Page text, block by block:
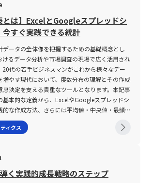
アが用いられます。一方、インプライドボラテ
ションの理論価格を算出する「ブラック‐ショー
の数学的モデルに依拠しており、投資家にとっ
求される場面も存在します。こうした背景か
の数値そのものが投資判断の全てを物語るわけ
わたる理解と他の分析手法とのバランスが重要視
お、ボラティリティの数値を具体的に用いる場
のボラティリティは「トゥルー・レンジ(TR)」と
ライス(TP)」を活用した計算式で示されることが
計算式は「当日のボラティリティ(%) ＝ 当日の
」と表現され、TRとしては当日の高値と安値
法により、一般的には5%以上のボラティリティ
うに、ボラティリティを活用する際には、その
背景、そして計算方法に内在する不確実性を十分
資リスクを抑制するための鍵となります。若手
リスクが高まる。 また、ボラティリティが高
ス注文のスリッページ（損切り注文が予想より不
こと）のリスクも存在するため、リスク管理の
。 投資家は、自身の許容リスクの範囲内で取
の急変動に備える必要がある。 さらに、テク
しては、ボリンジャーバンドやヒストリカル・ボ
ケーター、ADR（日中平均レンジ）などが活用
のツールの設定や使用方法を十分に理解していな
を導くリスクも内在している。 市場の時間帯に
ィの変動、季節的な変動要因、さらには政治的・
が影響を及ぼすため、常に最新の市場情報と分析
に、リスク対策としての戦略策定が求められる
ティの値動きを正確に把握するためには、各種
組み合わせた複合的な分析が必要である。 ・経
スと連動して発生する急激な価格変動に対し、
れる事例も少なくありません。これらの機能を
ひとりの情報がリアルタイムで更新され、経営層
確な情報提供が可能となります。 人事シス
に、いくつかの注意点が存在します。第一に、
機能との整合性を十分に確認する必要がありま
人事課題は多岐にわたりますが、例えば採用活
理が不十分な企業と、社員のキャリアデータの一
業とでは、必要とするシステム機能も大きく異な
て、現状の業務プロセスを正確に把握し、システ
与できるかどうかを厳密に評価することが求めら
ジ型などをはじめとする各種導入方式――が自社の
ズが難しい場合もあります。一方で、オンプレ
のカスタマイズが容易である反面、導入に時間と
う特徴があります。このため、実態に即した導
オペレーションズリサーチの分野で発展してき
ジネスプロセスマネジメントやプロジェクトマネ
、論理的整合性を担保しながら意思決定を行うた
して位置付けられています。デシジョンツリー
状に展開することで、結果の予測やリスク評価
な問題を整理することに寄与します。 デシジョ
ジョンツリーは、図形として
形などのシンプルな記号を用い、意思決定の各段
法です。一般的には、ツリーの始点である意思決
場合、正方形）が配置され、その後に続く確率ノ
ード（円形）を経て、最後に結論や結果を示す終
）が設置されます。この構造を通じて、各分岐に
や発生確率の要素を具体的に計算することが可
てだけでなく、複数の施策や戦略を並行して検
定プロセスの透明性を高め、関係者間での認識共
あります。たとえば、新規事業の立ち上げやマ
とは】ExcelとGoogleスプレッドシ
今すぐ実践できる統計
データの全体像を把握するための基礎概念とし
けるデータ分析や市場調査の現場で広く活用され
20代の若手ビジネスマンがこれから様々なデー
増やす現代において、度数分布の理解とその作成
思決定を支える貴重なツールとなります。本記事
基本的な定義から、ExcelやGoogleスプレッドシ
的な作成方法、さらには平均値・中央値・最頻値
統計値の求め方に至るまで、具体例を交えて詳細
ることが難しい場合に、各区間ごとにまとめる
分布状況が明確に示されます。例えば、厚生労
ィクス
く実践的成長戦略のステップ